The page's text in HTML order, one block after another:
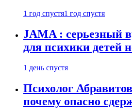
1 год спустя1 год спустя
JAMA : серьезный
для психики детей
1 день спустя
Психолог
почему опасно